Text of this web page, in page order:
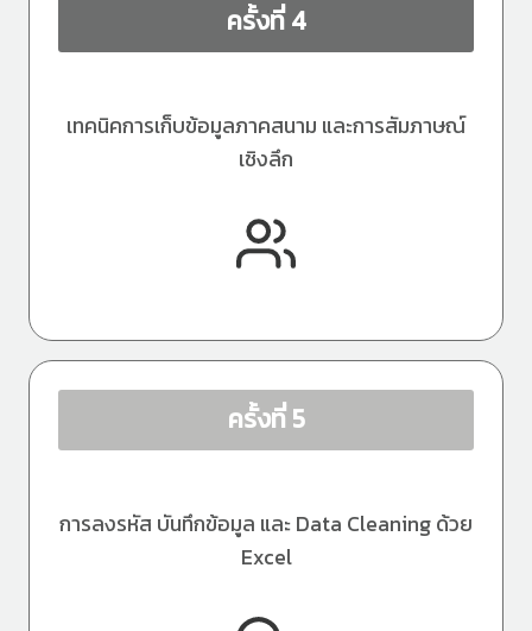
ครั้งที่ 4
เทคนิคการเก็บข้อมูลภาคสนาม และการสัมภาษณ์
เชิงลึก
ครั้งที่ 5
การลงรหัส บันทึกข้อมูล และ Data Cleaning ด้วย
Excel